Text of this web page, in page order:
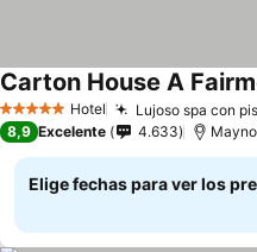
5 Estrellas Hotel Lujoso spa con
Carton House A
8,9 Excelente 4.633
Elige fechas para ver los